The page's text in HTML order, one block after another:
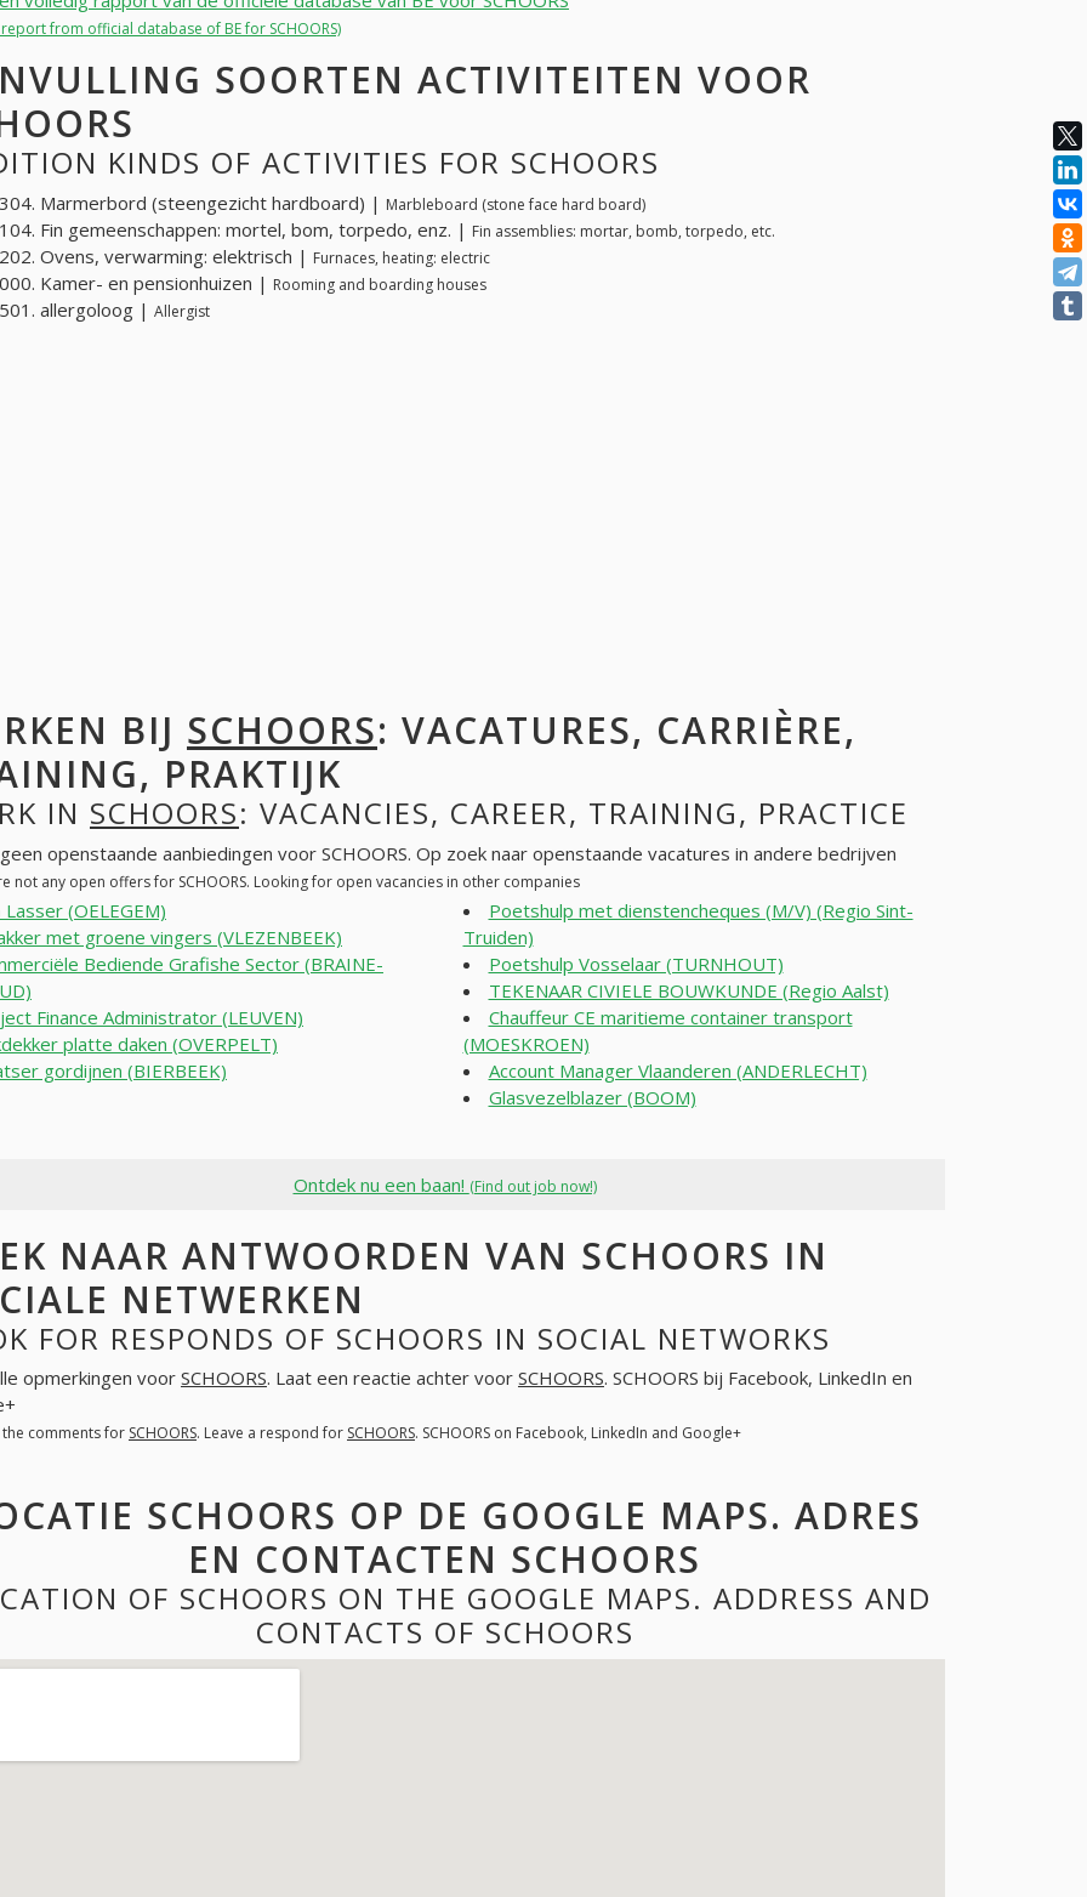
from official database of BE for SCHOORS)
SOORTEN ACTIVITEITEN VOOR
KINDS OF ACTIVITIES FOR SCHOORS
Marmerbord (steengezicht hardboard) | Marbleboard (stone face hard board)
Fin gemeenschappen: mortel, bom, torpedo, enz. | Fin assemblies: mortar, bomb, torpedo, etc.
Ovens, verwarming: elektrisch | Furnaces, heating: electric
Kamer- en pensionhuizen | Rooming and boarding houses
allergoloog | Allergist
BIJ SCHOORS: VACATURES, CARRIÈRE,
PRAKTIJK
IN SCHOORS: VACANCIES, CAREER, TRAINING, PRACTICE
openstaande aanbiedingen voor SCHOORS. Op zoek naar openstaande vacatures in andere bedrijven
not any open offers for SCHOORS. Looking for open vacancies in other companies
Lasser (OELEGEM)
met groene vingers (VLEZENBEEK)
Bediende Grafishe Sector (BRAINE-
Finance Administrator (LEUVEN)
platte daken (OVERPELT)
gordijnen (BIERBEEK)
Poetshulp met dienstencheques (M/V) (Regio Sint-
Truiden)
Poetshulp Vosselaar (TURNHOUT)
TEKENAAR CIVIELE BOUWKUNDE (Regio Aalst)
Chauffeur CE maritieme container transport
(MOESKROEN)
Account Manager Vlaanderen (ANDERLECHT)
Glasvezelblazer (BOOM)
Ontdek nu een baan! (Find out job now!)
NAAR ANTWOORDEN VAN SCHOORS IN
NETWERKEN
FOR RESPONDS OF SCHOORS IN SOCIAL NETWORKS
opmerkingen voor SCHOORS. Laat een reactie achter voor SCHOORS. SCHOORS bij Facebook, LinkedIn en
the comments for SCHOORS. Leave a respond for SCHOORS. SCHOORS on Facebook, LinkedIn and Google+
SCHOORS OP DE GOOGLE MAPS. ADRES
EN CONTACTEN SCHOORS
OF SCHOORS ON THE GOOGLE MAPS. ADDRESS AND
CONTACTS OF SCHOORS